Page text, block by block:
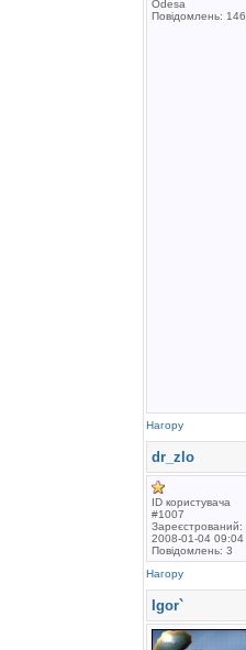
Odesa
Повідомлень: 146
Нагору
dr_zlo
ID користувача
#1007
Зареєстрований:
2008-01-04 09:04
Повідомлень: 3
Нагору
Igor`